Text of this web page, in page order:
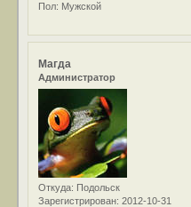
Пол: Мужской
Магда
Администратор
Откуда: Подольск
Зарегистрирован: 2012-10-31